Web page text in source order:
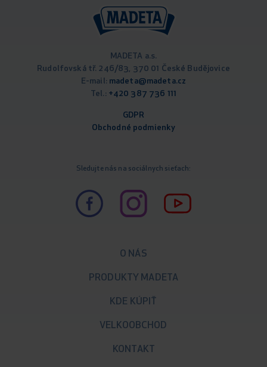
MADETA a.s.
Rudolfovská tř. 246/83, 370 01 České Budějovice
E-mail: madeta@madeta.cz
Tel.: +420 387 736 111
GDPR
Obchodné podmienky
Sledujte nás na sociálnych sieťach:
O NÁS
PRODUKTY MADETA
KDE KÚPIŤ
VELKOOBCHOD
KONTAKT